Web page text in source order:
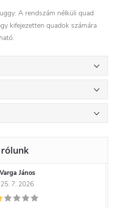
A rendszám nélküli quad
kifejezetten quadok számára
Varga János
25. 7. 2026